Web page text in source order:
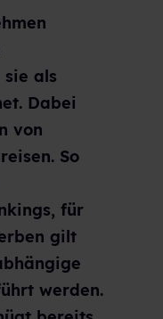
als
Dabei
von
So
für
gilt
werden.